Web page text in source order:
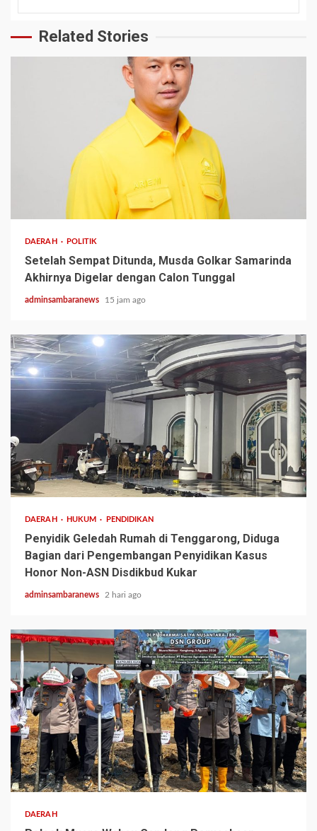
Related Stories
DAERAH POLITIK
Setelah Sempat Ditunda, Musda Golkar Samarinda
Akhirnya Digelar dengan Calon Tunggal
adminsambaranews 15 jam ago
3 min read
DAERAH HUKUM PENDIDIKAN
Penyidik Geledah Rumah di Tenggarong, Diduga
Bagian dari Pengembangan Penyidikan Kasus
Honor Non-ASN Disdikbud Kukar
adminsambaranews 2 hari ago
2 min read
DAERAH